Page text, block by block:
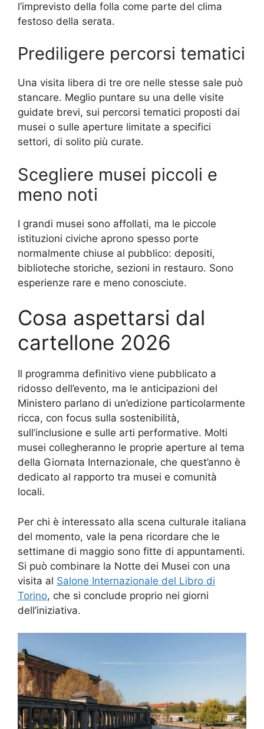
l’imprevisto della folla come parte del clima
festoso della serata.
Prediligere percorsi tematici
Una visita libera di tre ore nelle stesse sale può
stancare. Meglio puntare su una delle visite
guidate brevi, sui percorsi tematici proposti dai
musei o sulle aperture limitate a specifici
settori, di solito più curate.
Scegliere musei piccoli e
meno noti
I grandi musei sono affollati, ma le piccole
istituzioni civiche aprono spesso porte
normalmente chiuse al pubblico: depositi,
biblioteche storiche, sezioni in restauro. Sono
esperienze rare e meno conosciute.
Cosa aspettarsi dal
cartellone 2026
Il programma definitivo viene pubblicato a
ridosso dell’evento, ma le anticipazioni del
Ministero parlano di un’edizione particolarmente
ricca, con focus sulla sostenibilità,
sull’inclusione e sulle arti performative. Molti
musei collegheranno le proprie aperture al tema
della Giornata Internazionale, che quest’anno è
dedicato al rapporto tra musei e comunità
locali.
Per chi è interessato alla scena culturale italiana
del momento, vale la pena ricordare che le
settimane di maggio sono fitte di appuntamenti.
Si può combinare la Notte dei Musei con una
visita al Salone Internazionale del Libro di
Torino, che si conclude proprio nei giorni
dell’iniziativa.